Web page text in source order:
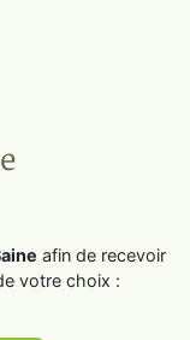
afin de recevoir
votre choix :